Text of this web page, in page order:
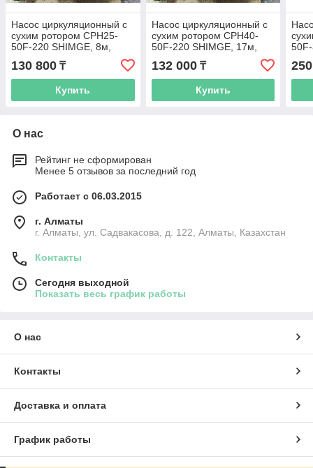
Насос циркуляционный c
сухим ротором CPH25-
50F-220 SHIMGE, 8м,
130 800 ₸
Купить
Насос циркуляционный c
сухим ротором CPH40-
50F-220 SHIMGE, 17м,
132 000₸
Купить
О нас
Рейтинг не сформирован
Менее 5 отзывов за последний год
Работает с 06.03.2015
г. Алматы
г. Алматы, ул. Садвакасова, д. 122, Алматы, Казахстан
Контакты
Сегодня выходной
Показать весь график работы
О нас
Контакты
Доставка и оплата
График работы